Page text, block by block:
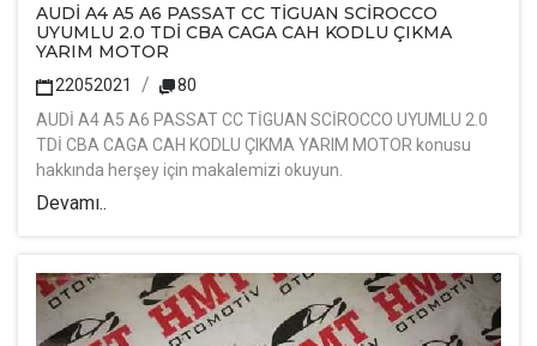
AUDİ A4 A5 A6 PASSAT CC TİGUAN SCİROCCO
UYUMLU 2.0 TDİ CBA CAGA CAH KODLU ÇIKMA
YARIM MOTOR
22052021
80
AUDİ A4 A5 A6 PASSAT CC TİGUAN SCİROCCO UYUMLU 2.0
TDİ CBA CAGA CAH KODLU ÇIKMA YARIM MOTOR konusu
hakkında herşey için makalemizi okuyun.
Devamı..